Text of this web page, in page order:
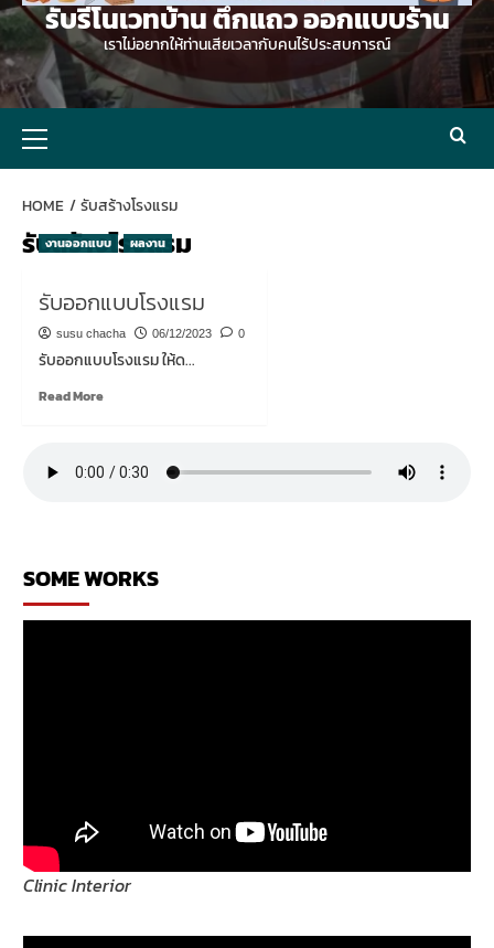
รับรีโนเวทบ้าน ตึกแถว ออกแบบร้าน
เราไม่อยากให้ท่านเสียเวลากับคนไร้ประสบการณ์
Menu
HOME รับสร้างโรงแรม
รับสร้างโรงแรม
งานออกแบบ ผลงาน
รับออกแบบโรงแรม
susu chacha 06/12/2023 0
รับออกแบบโรงแรม ให้ด...
Read MoreRead
ออกแบบ
SOME WORKS
Clinic Interior